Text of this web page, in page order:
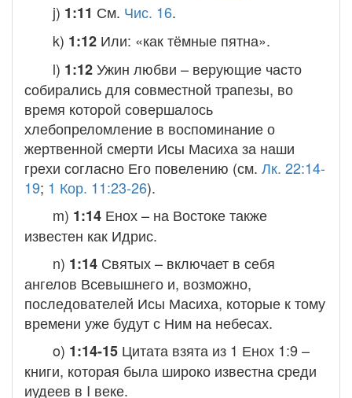
j) 1:11 См. Чис. 16.
k) 1:12 Или: «как тёмные пятна».
l) 1:12Ужин любви – верующие часто
собирались для совместной трапезы, во
время которой совершалось
хлебопреломление в воспоминание о
жертвенной смерти Исы Масиха за наши
грехи согласно Его повелению (см. Лк. 22:14-
19; 1 Кор. 11:23-26).
m) 1:14 Енох– на Востоке также
известен как Идрис.
n) 1:14 Святых– включает в себя
ангелов Всевышнего и, возможно,
последователей Исы Масиха, которые к тому
времени уже будут с Ним на небесах.
o) 1:14-15 Цитата взята из 1 Енох 1:9 –
книги, которая была широко известна среди
иудеев в I веке.